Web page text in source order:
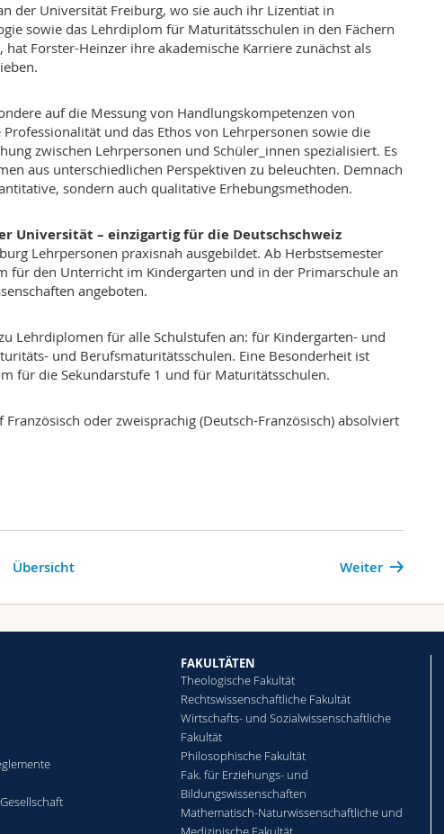
der Universität Freiburg, wo sie auch ihr Lizentiat in
sowie das Lehrdiplom für Maturitätsschulen in den Fächern
Forster-Heinzer ihre akademische Karriere zunächst als
auf die Messung von Handlungskompetenzen von
und das Ethos von Lehrpersonen sowie die
zwischen Lehrpersonen und Schüler_innen spezialisiert. Es
aus unterschiedlichen Perspektiven zu beleuchten. Demnach
sondern auch qualitative Erhebungsmethoden.
Universität – einzigartig für die Deutschschweiz
Lehrpersonen praxisnah ausgebildet. Ab Herbstsemester
den Unterricht im Kindergarten und in der Primarschule an
angeboten.
Lehrdiplomen für alle Schulstufen an: für Kindergarten- und
und Berufsmaturitätsschulen. Eine Besonderheit ist
für die Sekundarstufe 1 und für Maturitätsschulen.
oder zweisprachig (Deutsch-Französisch) absolviert
Weiter
Übersicht
FAKULTÄTEN
Theologische Fakultät
Rechtswissenschaftliche Fakultät
Wirtschafts- und Sozialwissenschaftliche
Fakultät
Philosophische Fakultät
Fak. für Erziehungs- und
Bildungswissenschaften
Mathematisch-Naturwissenschaftliche und